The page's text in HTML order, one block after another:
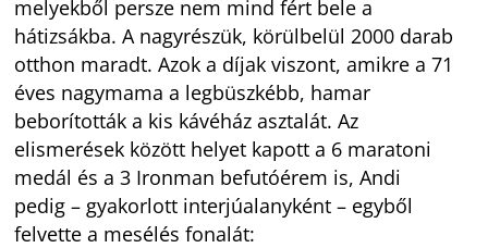
melyekből persze nem mind fért bele a
hátizsákba. A nagyrészük, körülbelül 2000 darab
otthon maradt. Azok a díjak viszont, amikre a 71
éves nagymama a legbüszkébb, hamar
beborították a kis kávéház asztalát. Az
elismerések között helyet kapott a 6 maratoni
medál és a 3 Ironman befutóérem is, Andi
pedig – gyakorlott interjúalanyként – egyből
felvette a mesélés fonalát: